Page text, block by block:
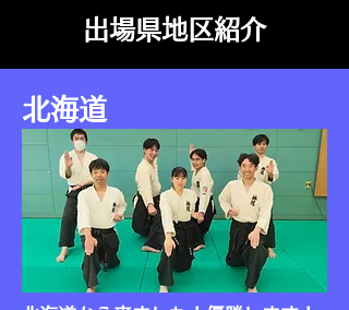
出場県地区紹介
北海道